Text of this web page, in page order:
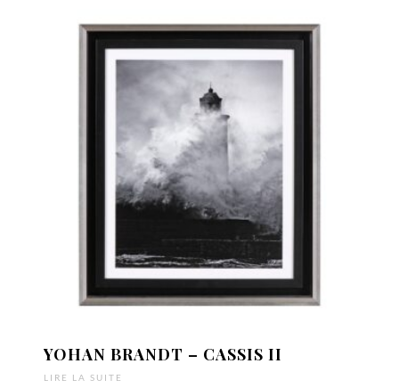
YOHAN BRANDT – CASSIS II
LIRE LA SUITE